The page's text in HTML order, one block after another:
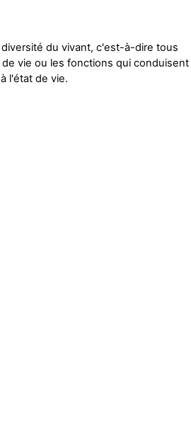
du vivant, c'est-à-dire tous
vie ou les fonctions qui conduisent
l'état de vie.